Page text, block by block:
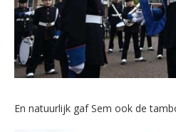
En natuurlijk gaf Sem ook de